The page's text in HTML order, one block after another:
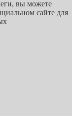
вы можете
сайте для